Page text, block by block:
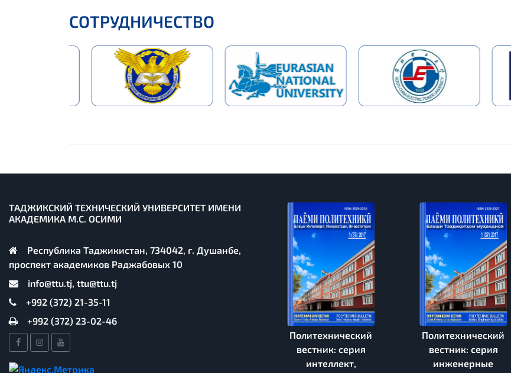
СОТРУДНИЧЕСТВО
ТАДЖИКСКИЙ ТЕХНИЧЕСКИЙ УНИВЕРСИТЕТ ИМЕНИ
АКАДЕМИКА М.С. ОСИМИ
Республика Таджикистан, 734042, г. Душанбе,
проспект академиков Раджабовых 10
info@ttu.tj, ttu@ttu.tj
+992 (372) 21-35-11
+992 (372) 23-02-46
Политехнический
вестник: серия
интеллект,
Политехнический
вестник: серия
инженерные